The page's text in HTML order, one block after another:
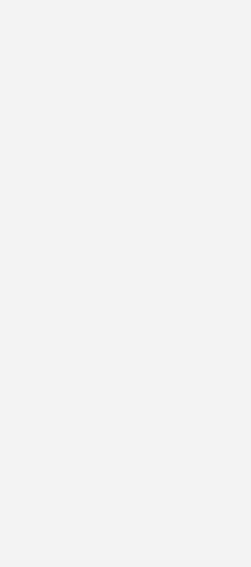
– fair oder
🤔 Kann
für wirtschaftliche Rückschläge
neuen Folge des Podcasts